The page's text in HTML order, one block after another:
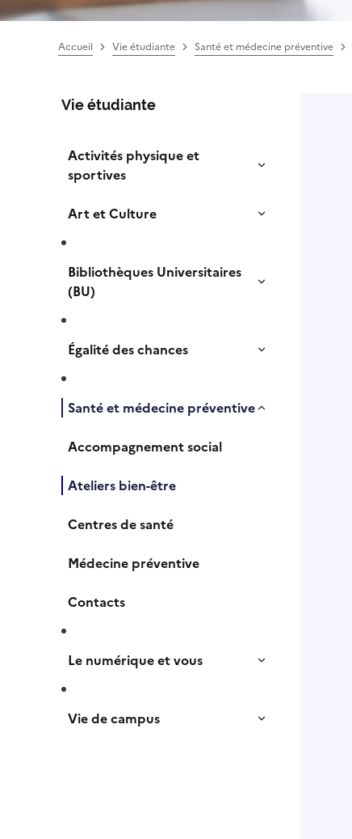
Accueil Vie étudiante Santé et médecine préventive
Vie étudiante
Activités physique et
sportives
Art et Culture
Bibliothèques Universitaires
(BU)
Égalité des chances
Santé et médecine préventive
Accompagnement social
Ateliers bien-être
Centres de santé
Médecine préventive
Contacts
Le numérique et vous
Vie de campus